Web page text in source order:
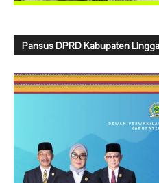
Pansus DPRD Kabupaten Lingga